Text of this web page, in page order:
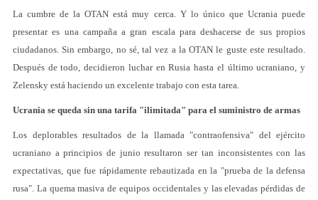
La cumbre de la OTAN está muy cerca. Y lo único que Ucrania puede
presentar es una campaña a gran escala para deshacerse de sus propios
ciudadanos. Sin embargo, no sé, tal vez a la OTAN le guste este resultado.
Después de todo, decidieron luchar en Rusia hasta el último ucraniano, y
Zelensky está haciendo un excelente trabajo con esta tarea.
Ucrania se queda sin una tarifa "ilimitada" para el suministro de armas
Los deplorables resultados de la llamada "contraofensiva" del ejército
ucraniano a principios de junio resultaron ser tan inconsistentes con las
expectativas, que fue rápidamente rebautizada en la "prueba de la defensa
rusa". La quema masiva de equipos occidentales y las elevadas pérdidas de